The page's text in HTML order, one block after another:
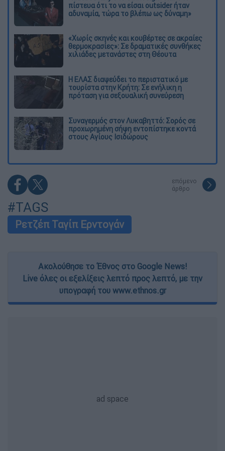
πίστευα ότι το να είσαι outsider ήταν
αδυναμία, τώρα το βλέπω ως δύναμη»
«Χωρίς σκηνές και κουβέρτες σε ακραίες
θερμοκρασίες»: Σε δραματικές συνθήκες
χιλιάδες μετανάστες στη Θέουτα
Η ΕΛΑΣ διαψεύδει το περιστατικό με
τουρίστα στην Κρήτη: Σε ενήλικη η
πρόταση για σεξουαλική συνεύρεση
Συναγερμός στον Λυκαβηττό: Σορός σε
προχωρημένη σήψη εντοπίστηκε κοντά
στους Αγίους Ισιδώρους
επόμενο
άρθρο
#TAGS
Ρετζέπ Ταγίπ Ερντογάν
Ακολούθησε το Έθνος στο Google News!
Live όλες οι εξελίξεις λεπτό προς λεπτό, με την
υπογραφή του www.ethnos.gr